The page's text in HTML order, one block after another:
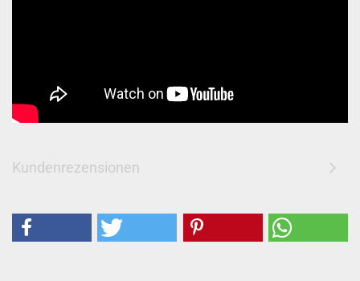
Kundenrezensionen